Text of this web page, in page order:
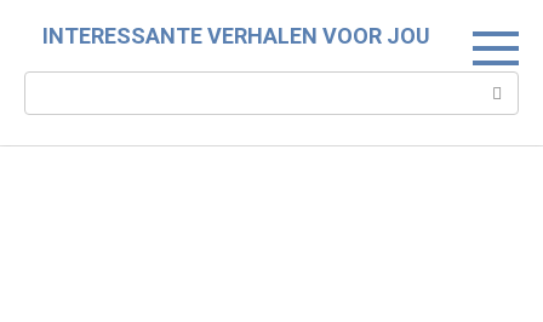
INTERESSANTE VERHALEN VOOR JOU